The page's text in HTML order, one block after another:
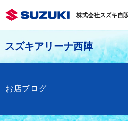
株式会社スズキ自
スズキアリーナ西陣
お店ブログ